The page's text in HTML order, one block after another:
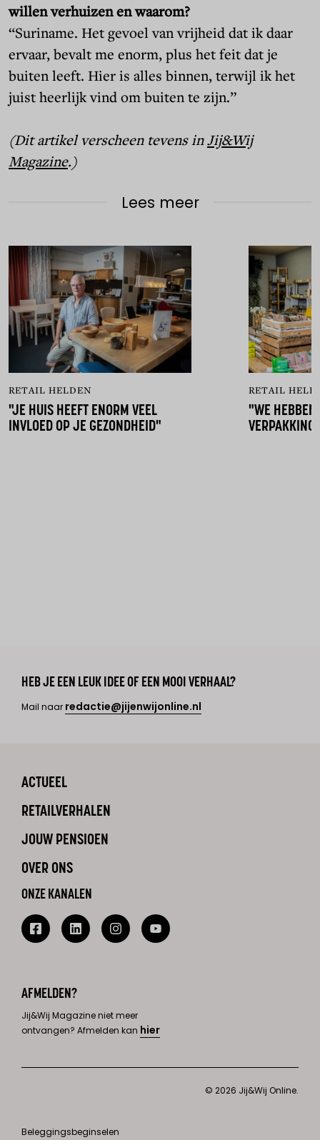
willen verhuizen en waarom?
“Suriname. Het gevoel van vrijheid dat ik daar
ervaar, bevalt me enorm, plus het feit dat je
buiten leeft. Hier is alles binnen, terwijl ik het
juist heerlijk vind om buiten te zijn.”
(Dit artikel verscheen tevens inJij&Wij
Magazine.)
Lees meer
RETAIL HELDEN
"JE HUIS HEEFT ENORM VEEL
INVLOED OP JE GEZONDHEID"
RETAIL
"WE
HEB JE EEN LEUK IDEE OF EEN MOOI VERHAAL?
Mail naar redactie@jijenwijonline.nl
ACTUEEL
RETAILVERHALEN
JOUW PENSIOEN
OVER ONS
ONZE KANALEN
AFMELDEN?
Jij&Wij Magazine niet meer
ontvangen? Afmelden kan hier
© 2026 Jij&Wij Online.
Beleggingsbeginselen